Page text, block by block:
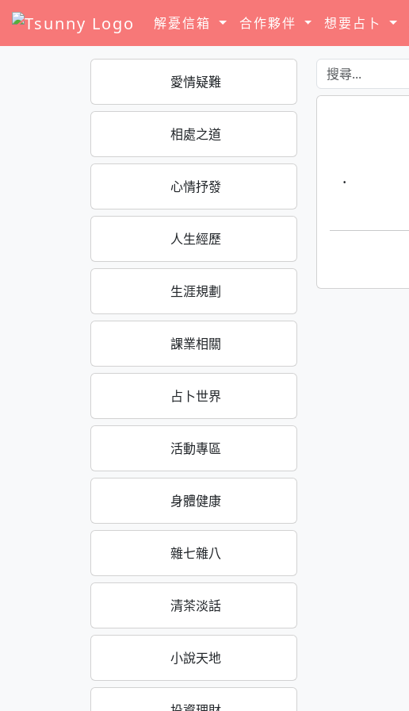
解憂信箱 合作夥伴 想要占卜
愛情疑難
相處之道
心情抒發
人生經歷
生涯規劃
課業相關
占卜世界
活動專區
身體健康
雜七雜八
清茶淡話
小說天地
·